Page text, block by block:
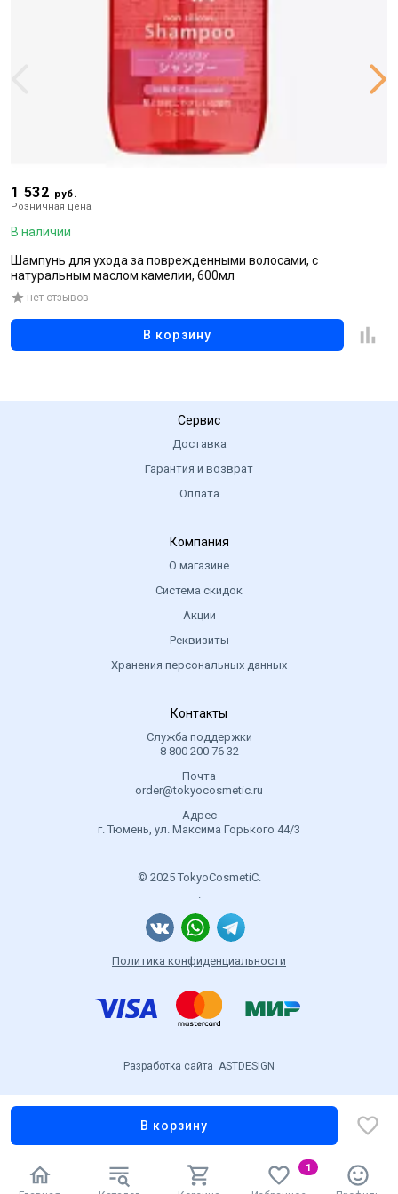
1
В корзину
1 532 руб.
Розничная цена
В наличии
Шампунь для ухода за поврежденными волосами, с
натуральным маслом камелии, 600мл
нет отзывов
В корзину
Сервис
Доставка
Гарантия и возврат
Оплата
Компания
О магазине
Система скидок
Акции
Реквизиты
Хранения персональных данных
Контакты
Служба поддержки
8 800 200 76 32
Почта
order@tokyocosmetic.ru
Адрес
г. Тюмень, ул. Максима Горького 44/3
© 2025 TokyoCosmetiC.
.
Политика конфиденциальности
Разработка сайта ASTDESIGN